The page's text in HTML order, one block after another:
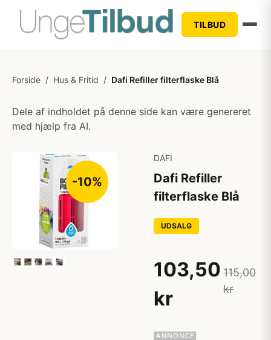
TILBUD
Forside / Hus & Fritid / Dafi Refiller filterflaske Blå
Dele af indholdet på denne side kan være genereret
med hjælp fra AI.
-10%
DAFI
Dafi Refiller
filterflaske Blå
UDSALG
103,50
kr
115,00
kr